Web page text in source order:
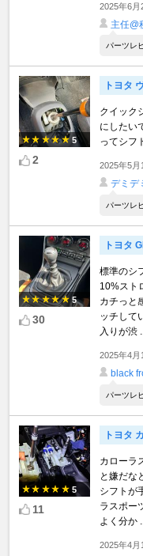
2025年6月
主任@
パーツレ
5
2
トヨタ
クイック
にしたい
ってシフ
2025年5月
デミデ
パーツレ
5
30
トヨタ
標準のシ
10%スト
カチっと
ッチして
入りが渋
2025年4月
black
パーツレ
5
11
トヨタ
カローラ
と嫌だな
シフトが
ラスポー
よく分か
2025年4月